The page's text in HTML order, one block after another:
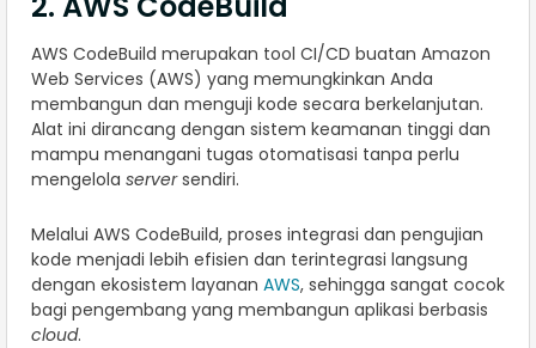
AWS CodeBuild merupakan tool CI/CD buatan Amazon
Web Services (AWS) yang memungkinkan Anda
membangun dan menguji kode secara berkelanjutan.
Alat ini dirancang dengan sistem keamanan tinggi dan
mampu menangani tugas otomatisasi tanpa perlu
mengelola serversendiri.
Melalui AWS CodeBuild, proses integrasi dan pengujian
kode menjadi lebih efisien dan terintegrasi langsung
dengan ekosistem layanan AWS, sehingga sangat cocok
bagi pengembang yang membangun aplikasi berbasis
cloud.